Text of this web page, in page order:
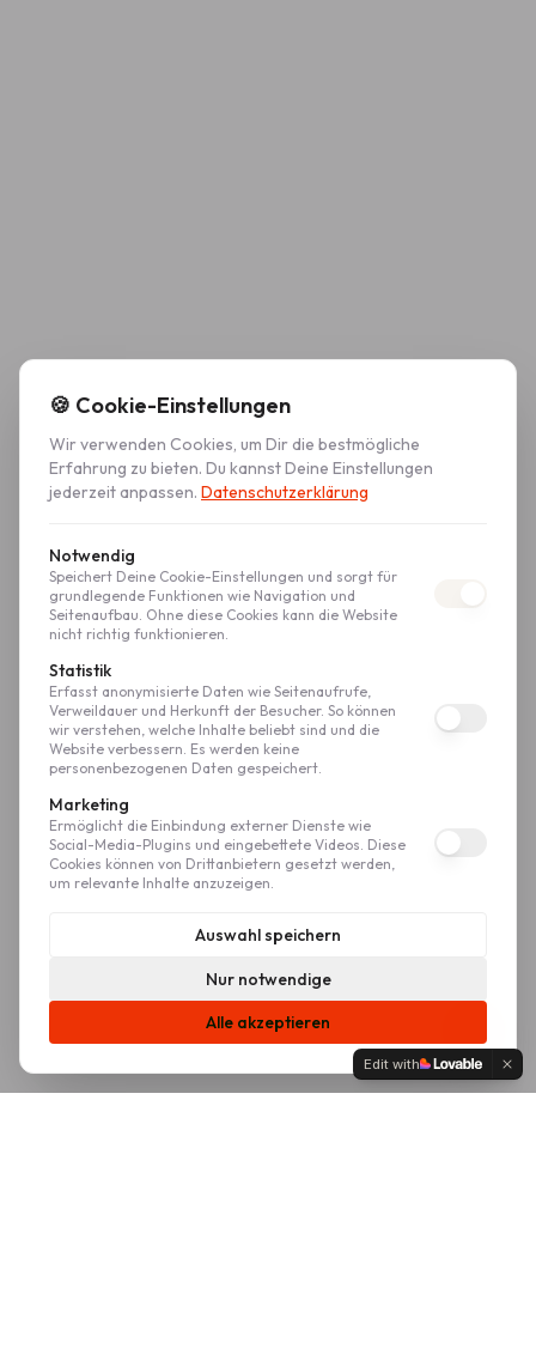
🍪 Cookie-Einstellungen
Wir verwenden Cookies, um Dir die bestmögliche
Erfahrung zu bieten. Du kannst Deine Einstellungen
jederzeit anpassen. Datenschutzerklärung
Notwendig
Speichert Deine Cookie-Einstellungen und sorgt für
grundlegende Funktionen wie Navigation und
Seitenaufbau. Ohne diese Cookies kann die Website
nicht richtig funktionieren.
Statistik
Erfasst anonymisierte Daten wie Seitenaufrufe,
Verweildauer und Herkunft der Besucher. So können
wir verstehen, welche Inhalte beliebt sind und die
Website verbessern. Es werden keine
personenbezogenen Daten gespeichert.
Marketing
Ermöglicht die Einbindung externer Dienste wie
Social-Media-Plugins und eingebettete Videos. Diese
Cookies können von Drittanbietern gesetzt werden,
um relevante Inhalte anzuzeigen.
Auswahl speichern
Nur notwendige
Alle akzeptieren
Edit with